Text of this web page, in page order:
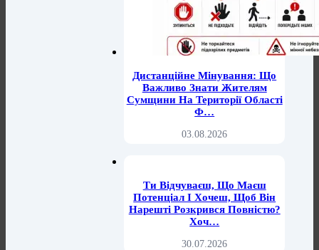
Дистанційне Мінування: Що
Важливо Знати Жителям
Сумщини На Території Області
Ф…
03.08.2026
Ти Відчуваєш, Що Маєш
Потенціал І Хочеш, Щоб Він
Нарешті Розкрився Повністю?
Хоч…
30.07.2026